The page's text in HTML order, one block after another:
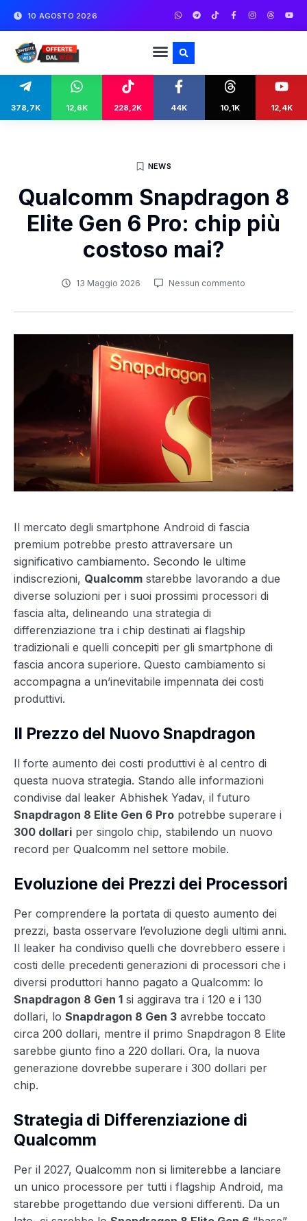
10 AGOSTO 2026
378,7K 12,6K 228,2K 44K 10,1K 12,4K
NEWS
Qualcomm Snapdragon 8
Elite Gen 6 Pro: chip più
costoso mai?
13 Maggio 2026 Nessun commento
Il mercato degli smartphone Android di fascia
premium potrebbe presto attraversare un
significativo cambiamento. Secondo le ultime
indiscrezioni, Qualcomm starebbe lavorando a due
diverse soluzioni per i suoi prossimi processori di
fascia alta, delineando una strategia di
differenziazione tra i chip destinati ai flagship
tradizionali e quelli concepiti per gli smartphone di
fascia ancora superiore. Questo cambiamento si
accompagna a un’inevitabile impennata dei costi
produttivi.
Il Prezzo del Nuovo Snapdragon
Il forte aumento dei costi produttivi è al centro di
questa nuova strategia. Stando alle informazioni
condivise dal leaker Abhishek Yadav, il futuro
Snapdragon 8 Elite Gen 6 Pro potrebbe superare i
300 dollari per singolo chip, stabilendo un nuovo
record per Qualcomm nel settore mobile.
Evoluzione dei Prezzi dei Processori
Per comprendere la portata di questo aumento dei
prezzi, basta osservare l’evoluzione degli ultimi anni.
Il leaker ha condiviso quelli che dovrebbero essere i
costi delle precedenti generazioni di processori che i
diversi produttori hanno pagato a Qualcomm: lo
Snapdragon 8 Gen 1 si aggirava tra i 120 e i 130
dollari, lo Snapdragon 8 Gen 3 avrebbe toccato
circa 200 dollari, mentre il primo Snapdragon 8 Elite
sarebbe giunto fino a 220 dollari. Ora, la nuova
generazione dovrebbe superare i 300 dollari per
chip.
Strategia di Differenziazione di
Qualcomm
Per il 2027, Qualcomm non si limiterebbe a lanciare
un unico processore per tutti i flagship Android, ma
starebbe progettando due versioni differenti. Da un